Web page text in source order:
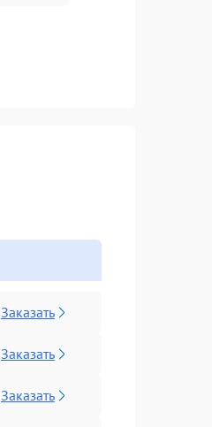
Заказать
Заказать
Заказать